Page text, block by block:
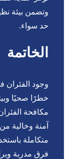
وتضمن بيئة
حد سواء.
الخاتمة
وجود الفئران
خطرًا صحيًا
مكافحة
آمنة وخالية
متكاملة
فرق مدربة